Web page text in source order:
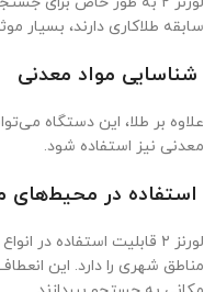
سابقه طلاکاری دارند، بسیار
شناسایی مواد معدنی
علاوه بر طلا، این دستگاه
معدنی نیز استفاده شود.
استفاده در محیط‌های
لورنز ۲ قابلیت استفاده
مناطق شهری را دارد. این